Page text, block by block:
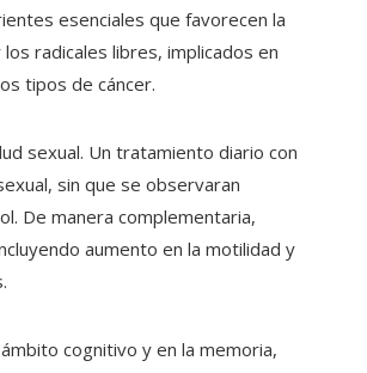
esenciales que favorecen la
radicales libres, implicados en
tipos de cáncer.
sexual. Un tratamiento diario con
sin que se observaran
De manera complementaria,
aumento en la motilidad y
cognitivo y en la memoria,